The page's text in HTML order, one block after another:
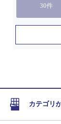
30件
カテゴリ